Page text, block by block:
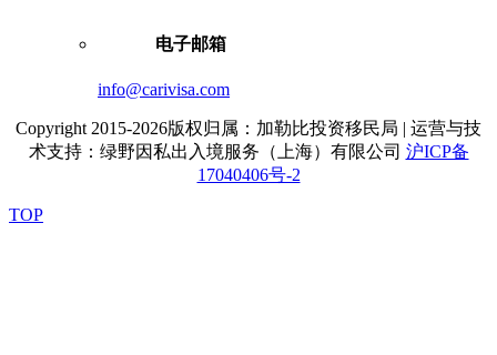
电子邮箱
info@carivisa.com
Copyright 2015-2026版权归属：加勒比投资移民局 | 运营与技
术支持：绿野因私出入境服务（上海）有限公司 沪ICP备
17040406号-2
TOP